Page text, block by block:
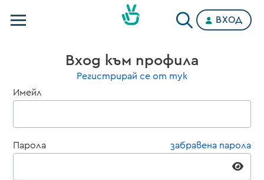
Категории
ВХОД
Вход към профила
Регистрирай се от тук
Имейл
Парола забравена парола